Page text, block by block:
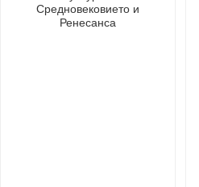
Средновековието и
Ренесанса